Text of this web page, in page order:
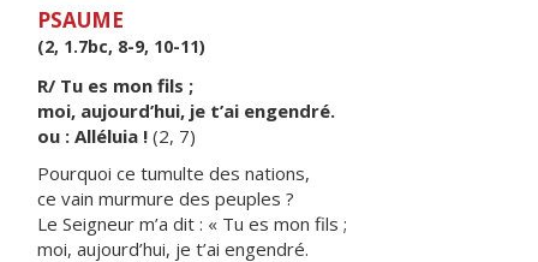
PSAUME
(2, 1.7bc, 8-9, 10-11)
R/ Tu es mon fils ;
moi, aujourd’hui, je t’ai engendré.
ou : Alléluia ! (2, 7)
Pourquoi ce tumulte des nations,
ce vain murmure des peuples ?
Le Seigneur m’a dit : « Tu es mon fils ;
moi, aujourd’hui, je t’ai engendré.